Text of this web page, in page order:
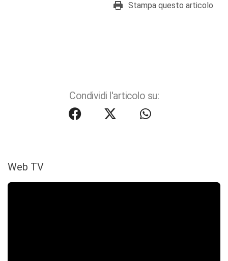
Stampa questo articolo
Condividi l'articolo su:
Web TV